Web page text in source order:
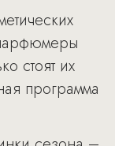
стоят их
программа